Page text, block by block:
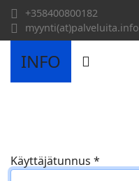
+358400800182
myynti(at)palveluita.info
INFO
Käyttäjätunnus *